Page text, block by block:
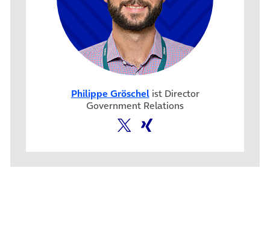
Philippe Gröschelist Director
Government Relations